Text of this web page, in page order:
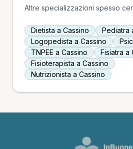
Altre specializzazioni spesso
Dietista a Cassino
Pediatra
Logopedista a Cassino
TNPEE a Cassino
Fisiatra a
Fisioterapista a Cassino
Nutrizionista a Cassino